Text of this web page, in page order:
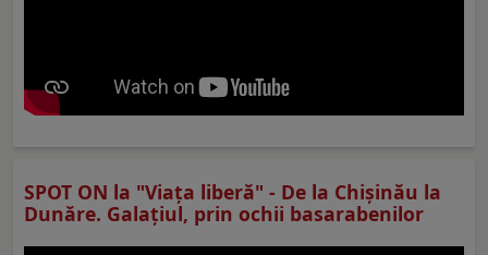
SPOT ON la "Viaţa liberă" - De la Chișinău la
Dunăre. Galațiul, prin ochii basarabenilor